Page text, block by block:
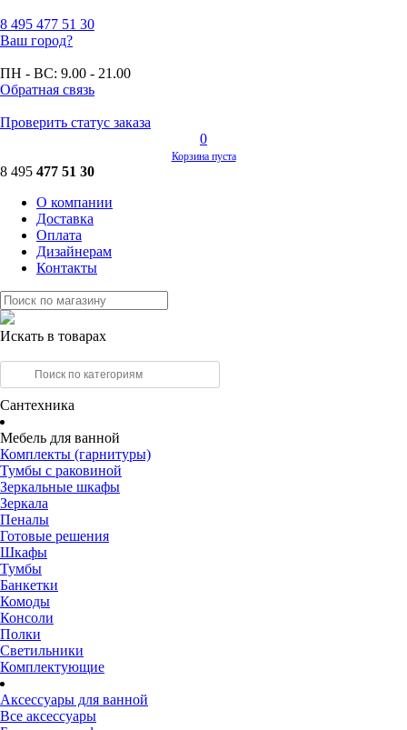
8 495 477 51 30
Ваш город?
ПН - ВС: 9.00 - 21.00
Обратная связь
Проверить статус заказа
0
Корзина пуста
8 495 477 51 30
О компании
Доставка
Оплата
Дизайнерам
Контакты
Искать в товарах
Сантехника
Мебель для ванной
Комплекты (гарнитуры)
Тумбы с раковиной
Зеркальные шкафы
Зеркала
Пеналы
Готовые решения
Шкафы
Тумбы
Банкетки
Комоды
Консоли
Полки
Светильники
Комплектующие
Аксессуары для ванной
Все аксессуары